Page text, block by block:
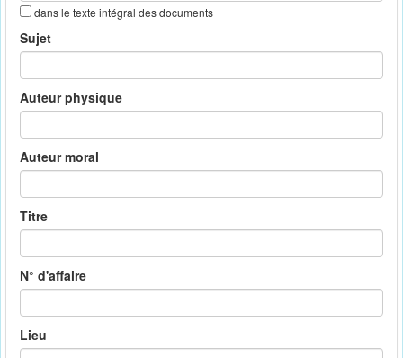
dans le texte intégral des documents
Sujet
Auteur physique
Auteur moral
Titre
N° d'affaire
Lieu